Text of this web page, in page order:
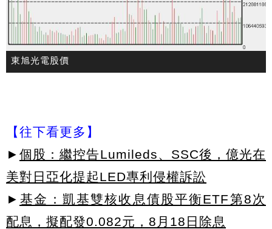
東旭光電股價
【往下看更多】
► 個股：繼控告Lumileds、SSC後，億光在
美對日亞化提起LED專利侵權訴訟
► 基金：凱基雙核收息債股平衡ETF第8次
配息，擬配發0.082元，8月18日除息